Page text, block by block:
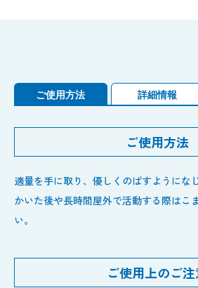
ご使用方法 詳細情報
ご使用方法
適量を手に取り、優しくのばすようにな
かいた後や長時間屋外で活動する際はこ
い。
ご使用上のご